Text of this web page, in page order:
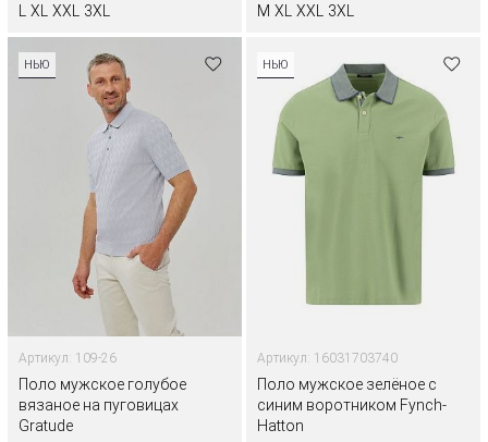
XL XXL 3XL M XL XXL 3XL
НЬЮ
Артикул: 109-26
Поло мужское голубое
вязаное на пуговицах
Gratude
НЬЮ
Артикул: 16031703740
Поло мужское зелёное с
синим воротником Fynch-
Hatton